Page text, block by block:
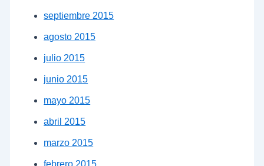
septiembre 2015
agosto 2015
julio 2015
junio 2015
mayo 2015
abril 2015
marzo 2015
febrero 2015